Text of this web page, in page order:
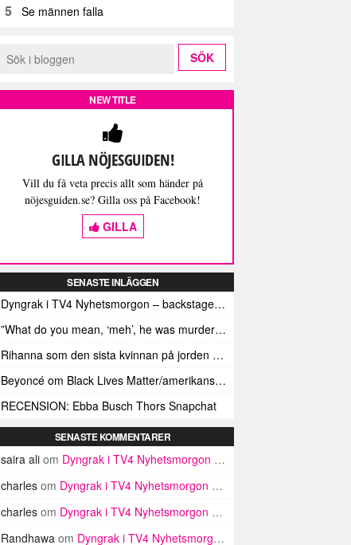
5 Se männen falla
NEW TITLE
GILLA NÖJESGUIDEN!
Vill du få veta precis allt som händer på
nöjesguiden.se? Gilla oss på Facebook!
GILLA
SENASTE INLÄGGEN
Dyngrak i TV4 Nyhetsmorgon – backstage-berättelsen
”What do you mean, ‘meh’, he was murdered by terrorists”
Rihanna som den sista kvinnan på jorden för W Magazine
Beyoncé om Black Lives Matter/amerikanska polisens mord på svarta: ”We need freedom too”
RECENSION: Ebba Busch Thors Snapchat
SENASTE KOMMENTARER
saira ali om Dyngrak i TV4 Nyhetsmorgon – backstage-berättelsen
charles om Dyngrak i TV4 Nyhetsmorgon – backstage-berättelsen
charles om Dyngrak i TV4 Nyhetsmorgon – backstage-berättelsen
Randhawa om Dyngrak i TV4 Nyhetsmorgon – backstage-berättelsen